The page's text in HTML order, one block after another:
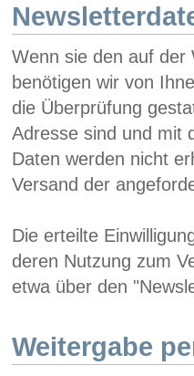
Wenn sie den auf der
benötigen wir von
die Überprüfung
Adresse sind und mit
Daten werden nicht
Versand der
Die erteilte
deren Nutzung zum
etwa über den
Weitergabe